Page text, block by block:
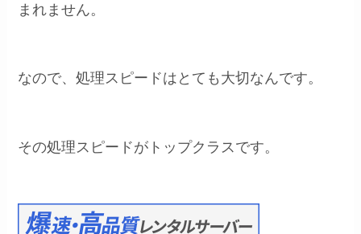
まれません。
なので、処理スピードはとても大切なんです。
その処理スピードがトップクラスです。